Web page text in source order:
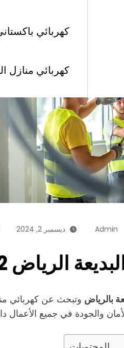
كهربائي
كهربائي منازل
Admin ديسمبر 2, 2024
الرياض 0558623942
بالرياض وتبحث عن كهربائي
والجودة في جميع الأعمال